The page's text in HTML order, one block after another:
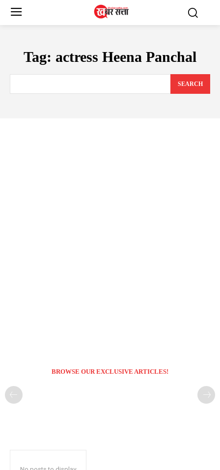
Tag: actress Heena Panchal
SEARCH
BROWSE OUR EXCLUSIVE ARTICLES!